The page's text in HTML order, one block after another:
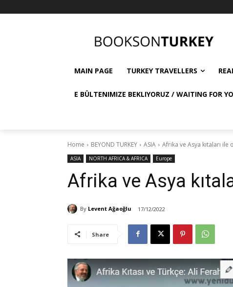
MAIN PAGE TURKEY TRAVELLERS
E BÜLTENIMIZE BEKLIYORUZ / WAITING FOR
Home BEYOND TURKEY ASIA Afrika ve Asya kıtaları ile
ASIA NORTH AFRICA & AFRICA Europe
Afrika ve Asya
By Levent Ağaoğlu 17/12/2022
Share